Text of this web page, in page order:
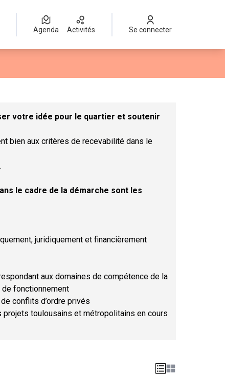
Agenda Activités Se connecter
votre idée pour le quartier et soutenir
bien aux critères de recevabilité dans le
le cadre de la démarche sont les
juridiquement et financièrement
aux domaines de compétence de la
fonctionnement
conflits d’ordre privés
toulousains et métropolitains en cours